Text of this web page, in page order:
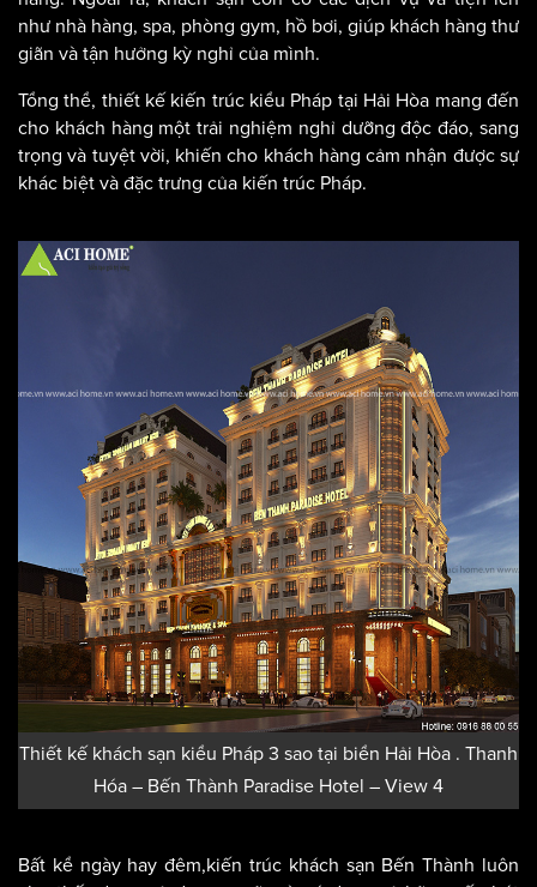
hàng. Ngoài ra, khách sạn còn có các dịch vụ và tiện ích
như nhà hàng, spa, phòng gym, hồ bơi, giúp khách hàng thư
Tổng thể, thiết kế kiến trúc kiểu Pháp tại Hải Hòa mang đến
cho khách hàng một trải nghiệm nghỉ dưỡng độc đáo, sang
trọng và tuyệt vời, khiến cho khách hàng cảm nhận được sự
Thiết kế khách sạn kiểu Pháp 3 sao tại biển Hải Hòa . Thanh
Hóa – Bến Thành Paradise Hotel – View 4